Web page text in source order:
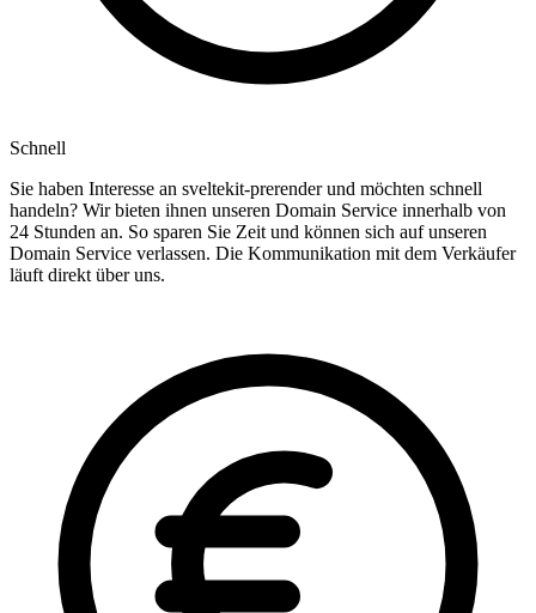
Schnell
Sie haben Interesse an sveltekit-prerender und möchten schnell
handeln? Wir bieten ihnen unseren Domain Service innerhalb von
24 Stunden an. So sparen Sie Zeit und können sich auf unseren
Domain Service verlassen. Die Kommunikation mit dem Verkäufer
läuft direkt über uns.